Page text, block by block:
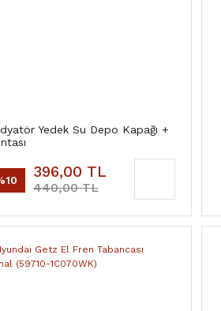
Yedek Su Depo Kapağı +
396,00 TL
440,00 TL